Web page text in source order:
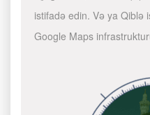
istifadə edin. Və ya Qiblə
Google Maps